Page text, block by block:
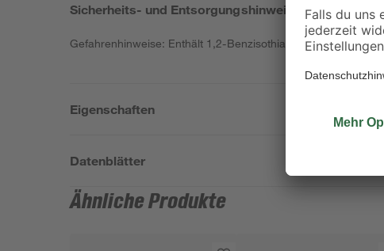
Sicherheits- und Entsorgungshinweise
Gefahrenhinweise: Enthält 1,2-Benzisothiazol-3(2H)-on, 2-
Eigenschaften
Datenblätter
Ähnliche Produkte